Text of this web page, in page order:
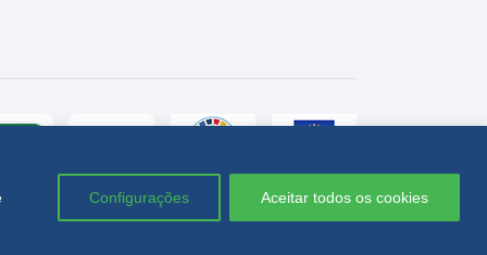
Configurações Aceitar todos os cookies
Política de privacidade